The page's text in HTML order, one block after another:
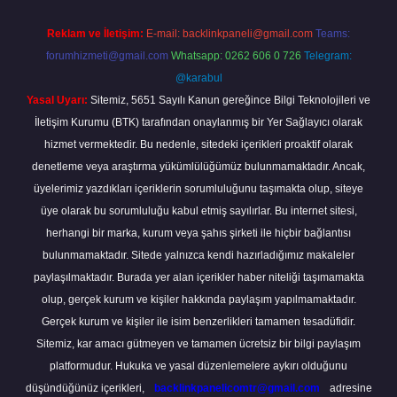
Reklam ve İletişim: E-mail: backlinkpaneli@gmail.com Teams:
forumhizmeti@gmail.com Whatsapp: 0262 606 0 726 Telegram:
@karabul
Yasal Uyarı: Sitemiz, 5651 Sayılı Kanun gereğince Bilgi Teknolojileri ve
İletişim Kurumu (BTK) tarafından onaylanmış bir Yer Sağlayıcı olarak
hizmet vermektedir. Bu nedenle, sitedeki içerikleri proaktif olarak
denetleme veya araştırma yükümlülüğümüz bulunmamaktadır. Ancak,
üyelerimiz yazdıkları içeriklerin sorumluluğunu taşımakta olup, siteye
üye olarak bu sorumluluğu kabul etmiş sayılırlar. Bu internet sitesi,
herhangi bir marka, kurum veya şahıs şirketi ile hiçbir bağlantısı
bulunmamaktadır. Sitede yalnızca kendi hazırladığımız makaleler
paylaşılmaktadır. Burada yer alan içerikler haber niteliği taşımamakta
olup, gerçek kurum ve kişiler hakkında paylaşım yapılmamaktadır.
Gerçek kurum ve kişiler ile isim benzerlikleri tamamen tesadüfidir.
Sitemiz, kar amacı gütmeyen ve tamamen ücretsiz bir bilgi paylaşım
platformudur. Hukuka ve yasal düzenlemelere aykırı olduğunu
düşündüğünüz içerikleri,
backlinkpanelicomtr@gmail.com adresine